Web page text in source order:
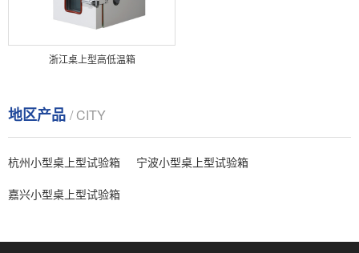
浙江桌上型高低温箱
地区产品 / CITY
杭州小型桌上型试验箱
宁波小型桌上型试验箱
嘉兴小型桌上型试验箱